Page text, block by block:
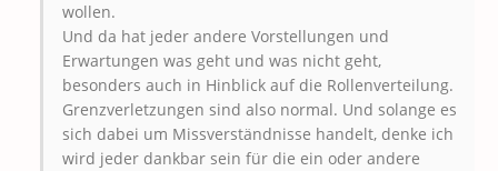
wollen.
Und da hat jeder andere Vorstellungen und
Erwartungen was geht und was nicht geht,
besonders auch in Hinblick auf die Rollenverteilung.
Grenzverletzungen sind also normal. Und solange es
sich dabei um Missverständnisse handelt, denke ich
wird jeder dankbar sein für die ein oder andere